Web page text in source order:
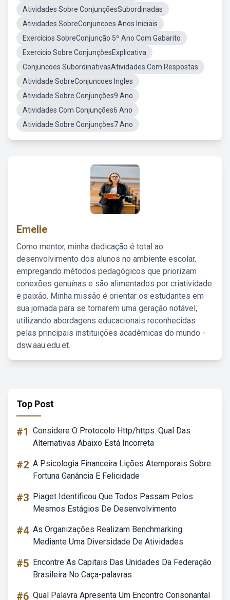
Atividades Sobre ConjunçõesSubordinadas
Atividades SobreConjuncoes Anos Iniciais
Exercícios SobreConjunção 5º Ano Com Gabarito
Exercicio Sobre ConjunçõesExplicativa
Conjuncoes SubordinativasAtividades Com Respostas
Atividade SobreConjuncoes Ingles
Atividade Sobre Conjunções9 Ano
Atividades Com Conjunções6 Ano
Atividade Sobre Conjunções7 Ano
Emelie
Como mentor, minha dedicação é total ao
desenvolvimento dos alunos no ambiente escolar,
empregando métodos pedagógicos que priorizam
conexões genuínas e são alimentados por criatividade
e paixão. Minha missão é orientar os estudantes em
sua jornada para se tornarem uma geração notável,
utilizando abordagens educacionais reconhecidas
pelas principais instituições acadêmicas do mundo -
dsw.aau.edu.et.
Top Post
#1 Considere O Protocolo Http/https. Qual Das
Alternativas Abaixo Está Incorreta
#2 A Psicologia Financeira Lições Atemporais Sobre
Fortuna Ganância E Felicidade
#3 Piaget Identificou Que Todos Passam Pelos
Mesmos Estágios De Desenvolvimento
#4 As Organizações Realizam Benchmarking
Mediante Uma Diversidade De Atividades
#5 Encontre As Capitais Das Unidades Da Federação
Brasileira No Caça-palavras
#6 Qual Palavra Apresenta Um Encontro Consonantal